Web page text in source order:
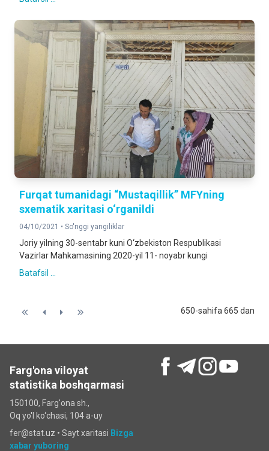
Furqat tumanidagi “Mustaqillik” MFYning
sxematik xaritasi o‘rganildi
04/10/2021 • So'nggi yangiliklar
Joriy yilning 30-sentabr kuni O‘zbekiston Respublikasi
Vazirlar Mahkamasining 2020-yil 11- noyabr kungi
Batafsil ...
650-sahifa 665 dan
Farg'ona viloyat
statistika boshqarmasi
150100, Farg'ona sh.,
Oq yo'l ko‘chаsi, 104 a-uy
fer@stat.uz • Sayt xaritasi Bizga
xabar yuboring